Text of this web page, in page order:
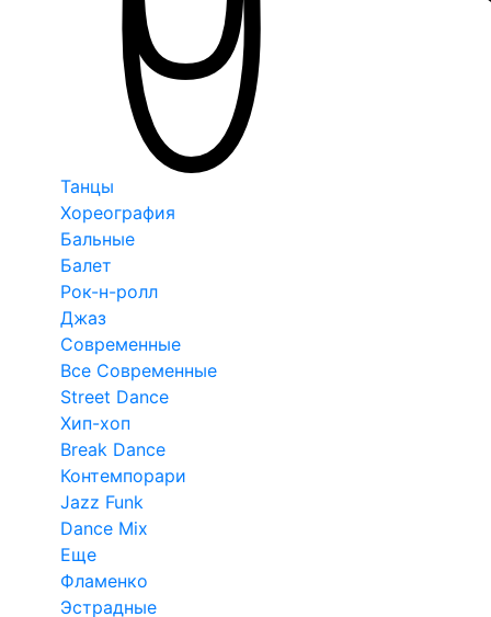
Танцы
Хореография
Бальные
Балет
Рок-н-ролл
Джаз
Современные
Все Современные
Street Dance
Хип-хоп
Break Dance
Контемпорари
Jazz Funk
Dance Mix
Еще
Фламенко
Эстрадные